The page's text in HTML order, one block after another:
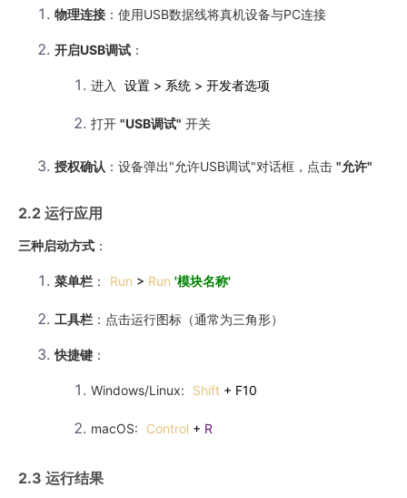
物理连接 ：使用USB数据线将真机设备与PC连接
开启USB调试 ：
进入 设置 > 系统 > 开发者选项
打开 "USB调试" 开关
授权确认 ：设备弹出"允许USB调试"对话框，点击 "允许"
2.2 运行应用
三种启动方式 ：
菜单栏 ： Run > Run '模块名称'
工具栏 ：点击运行图标（通常为三角形）
快捷键 ：
Windows/Linux: Shift + F10
macOS: Control + R
2.3 运行结果